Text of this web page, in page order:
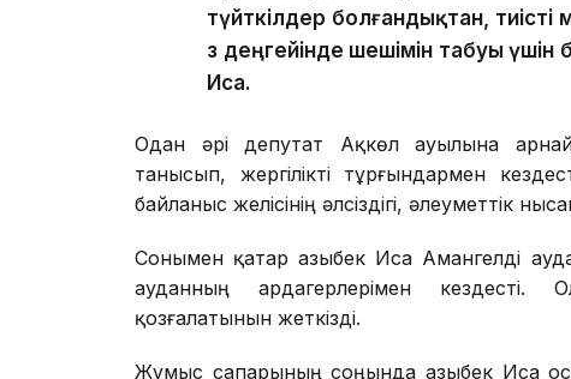
түйткілдер болғандықтан,
өз деңгейінде шешімін табуы
Иса.
Одан әрі депутат Ақкөл ауылына
танысып, жергілікті тұрғындармен
байланыс желісінің әлсіздігі, әлеуметтік
Сонымен қатар Қазыбек Иса Амангелді
ауданның ардагерлерімен кездесті.
қозғалатынын жеткізді.
Жұмыс сапарының соңында Қазыбек Иса